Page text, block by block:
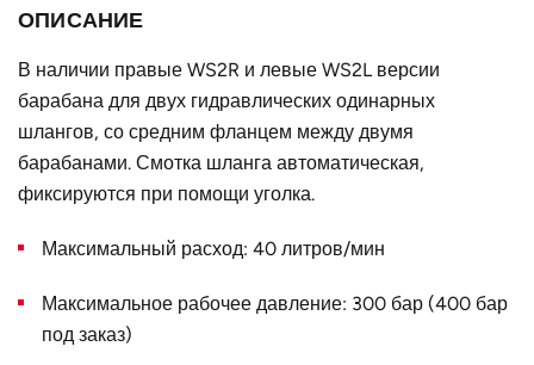
шланга /
F, мм
E, мм
исполнение
Наружный
ОПИСАНИЕ
В наличии правые WS2R и левые WS2L версии
барабана для двух гидравлических одинарных
шлангов, со средним фланцем между двумя
барабанами. Смотка шланга автоматическая,
фиксируются при помощи уголка.
Максимальный расход: 40 литров/мин
Максимальное рабочее давление: 300 бар (400 бар
под заказ)